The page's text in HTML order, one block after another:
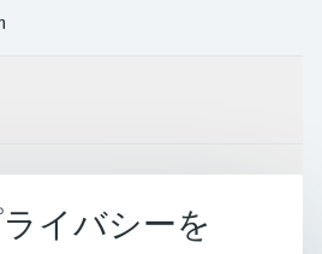
イバシーを